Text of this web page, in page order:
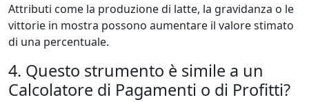
Attributi come la produzione di latte, la gravidanza o le
vittorie in mostra possono aumentare il valore stimato
di una percentuale.
4. Questo strumento è simile a un
Calcolatore di Pagamenti o di Profitti?